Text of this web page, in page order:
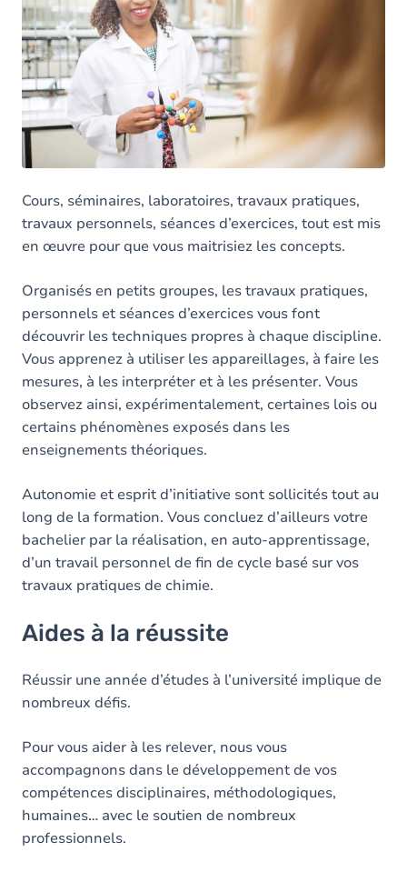
Cours, séminaires, laboratoires, travaux pratiques,
travaux personnels, séances d’exercices, tout est mis
en œuvre pour que vous maitrisiez les concepts.
Organisés en petits groupes, les travaux pratiques,
personnels et séances d’exercices vous font
découvrir les techniques propres à chaque discipline.
Vous apprenez à utiliser les appareillages, à faire les
mesures, à les interpréter et à les présenter. Vous
observez ainsi, expérimentalement, certaines lois ou
certains phénomènes exposés dans les
enseignements théoriques.
Autonomie et esprit d’initiative sont sollicités tout au
long de la formation. Vous concluez d’ailleurs votre
bachelier par la réalisation, en auto-apprentissage,
d’un travail personnel de fin de cycle basé sur vos
travaux pratiques de chimie.
Aides à la réussite
Réussir une année d’études à l’université implique de
nombreux défis.
Pour vous aider à les relever, nous vous
accompagnons dans le développement de vos
compétences disciplinaires, méthodologiques,
humaines… avec le soutien de nombreux
professionnels.